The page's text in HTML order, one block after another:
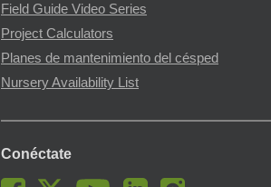
Field Guide Video Series
Project Calculators
Planes de mantenimiento del césped
Nursery Availability List
Conéctate